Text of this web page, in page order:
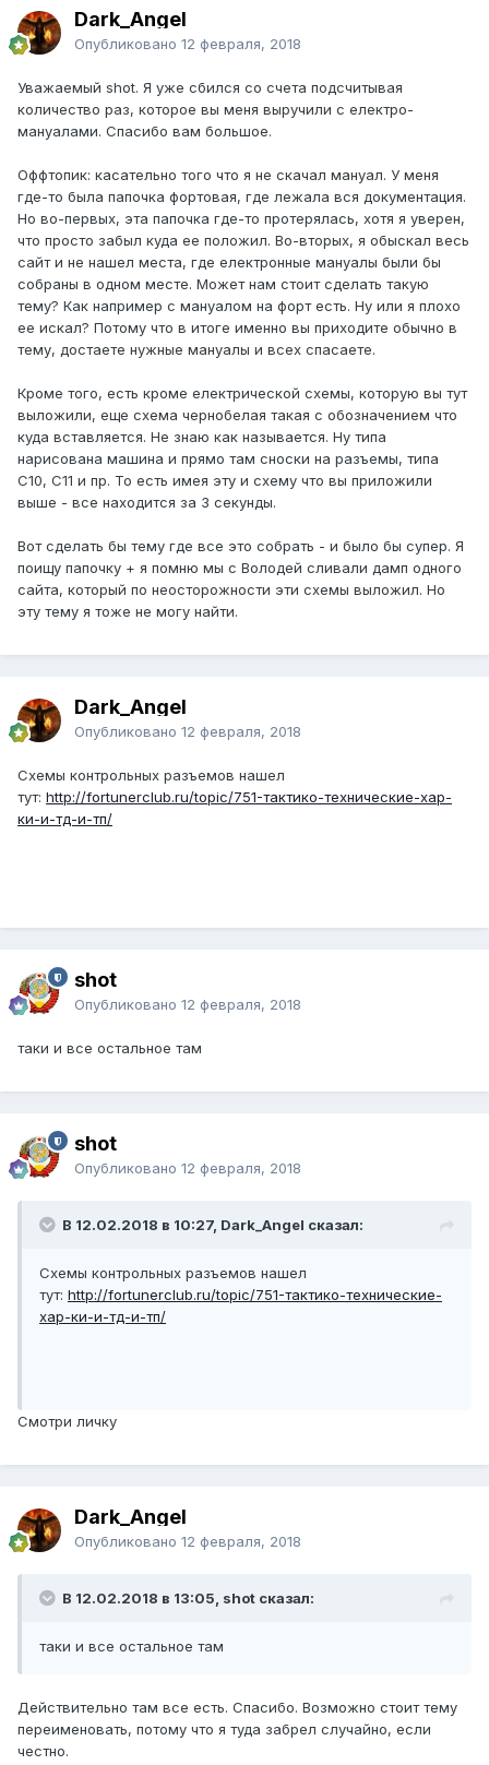
Dark_Angel
Опубликовано 12 февраля, 2018
Уважаемый shot. Я уже сбился со счета подсчитывая
количество раз, которое вы меня выручили с електро-
мануалами. Спасибо вам большое.
Оффтопик: касательно того что я не скачал мануал. У меня
где-то была папочка фортовая, где лежала вся документация.
Но во-первых, эта папочка где-то протерялась, хотя я уверен,
что просто забыл куда ее положил. Во-вторых, я обыскал весь
сайт и не нашел места, где електронные мануалы были бы
собраны в одном месте. Может нам стоит сделать такую
тему? Как например с мануалом на форт есть. Ну или я плохо
ее искал? Потому что в итоге именно вы приходите обычно в
тему, достаете нужные мануалы и всех спасаете.
Кроме того, есть кроме електрической схемы, которую вы тут
выложили, еще схема чернобелая такая с обозначением что
куда вставляется. Не знаю как называется. Ну типа
нарисована машина и прямо там сноски на разъемы, типа
С10, С11 и пр. То есть имея эту и схему что вы приложили
выше - все находится за 3 секунды.
Вот сделать бы тему где все это собрать - и было бы супер. Я
поищу папочку + я помню мы с Володей сливали дамп одного
сайта, который по неосторожности эти схемы выложил. Но
эту тему я тоже не могу найти.
Dark_Angel
Опубликовано 12 февраля, 2018
Схемы контрольных разъемов нашел
тут: http://fortunerclub.ru/topic/751-тактико-технические-хар-
ки-и-тд-и-тп/
shot
Опубликовано 12 февраля, 2018
таки и все остальное там
shot
Опубликовано 12 февраля, 2018
В 12.02.2018 в 10:27, Dark_Angel сказал:
Схемы контрольных разъемов нашел
тут: http://fortunerclub.ru/topic/751-тактико-технические-
хар-ки-и-тд-и-тп/
Смотри личку
Dark_Angel
Опубликовано 12 февраля, 2018
В 12.02.2018 в 13:05, shot сказал:
таки и все остальное там
Действительно там все есть. Спасибо. Возможно стоит тему
переименовать, потому что я туда забрел случайно, если
честно.